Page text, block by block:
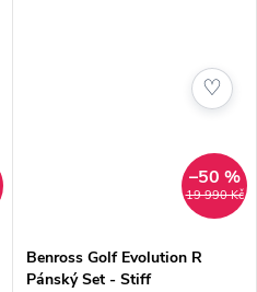
19 990 Kč
–50 %
Benross Golf Evolution R
Pánský Set - Stiff
♡